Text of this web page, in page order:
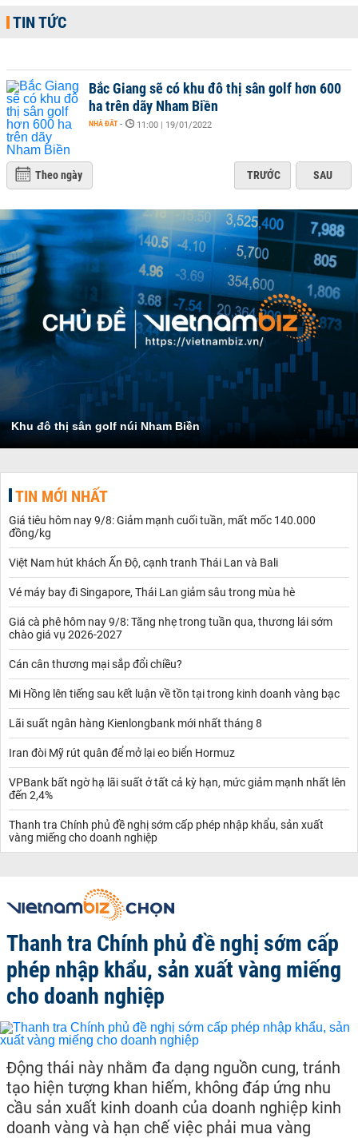
TIN TỨC
Bắc Giang sẽ có khu đô thị sân golf hơn 600
ha trên dãy Nham Biền
NHÀ ĐẤT - 11:00 | 19/01/2022
Theo ngày TRƯỚC SAU
Khu đô thị sân golf núi Nham Biền
TIN MỚI NHẤT
Giá tiêu hôm nay 9/8: Giảm mạnh cuối tuần, mất mốc 140.000
đồng/kg
Việt Nam hút khách Ấn Độ, cạnh tranh Thái Lan và Bali
Vé máy bay đi Singapore, Thái Lan giảm sâu trong mùa hè
Giá cà phê hôm nay 9/8: Tăng nhẹ trong tuần qua, thương lái sớm
chào giá vụ 2026-2027
Cán cân thương mại sắp đổi chiều?
Mi Hồng lên tiếng sau kết luận về tồn tại trong kinh doanh vàng bạc
Lãi suất ngân hàng Kienlongbank mới nhất tháng 8
Iran đòi Mỹ rút quân để mở lại eo biển Hormuz
VPBank bất ngờ hạ lãi suất ở tất cả kỳ hạn, mức giảm mạnh nhất lên
đến 2,4%
Thanh tra Chính phủ đề nghị sớm cấp phép nhập khẩu, sản xuất
vàng miếng cho doanh nghiệp
Thanh tra Chính phủ đề nghị sớm cấp
phép nhập khẩu, sản xuất vàng miếng
cho doanh nghiệp
Động thái này nhằm đa dạng nguồn cung, tránh
tạo hiện tượng khan hiếm, không đáp ứng nhu
cầu sản xuất kinh doanh của doanh nghiệp kinh
doanh vàng và hạn chế việc phải mua vàng